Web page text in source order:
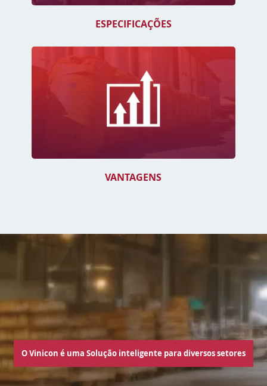
ESPECIFICAÇÕES
VANTAGENS
O Vinicon é uma Solução inteligente para diversos setores